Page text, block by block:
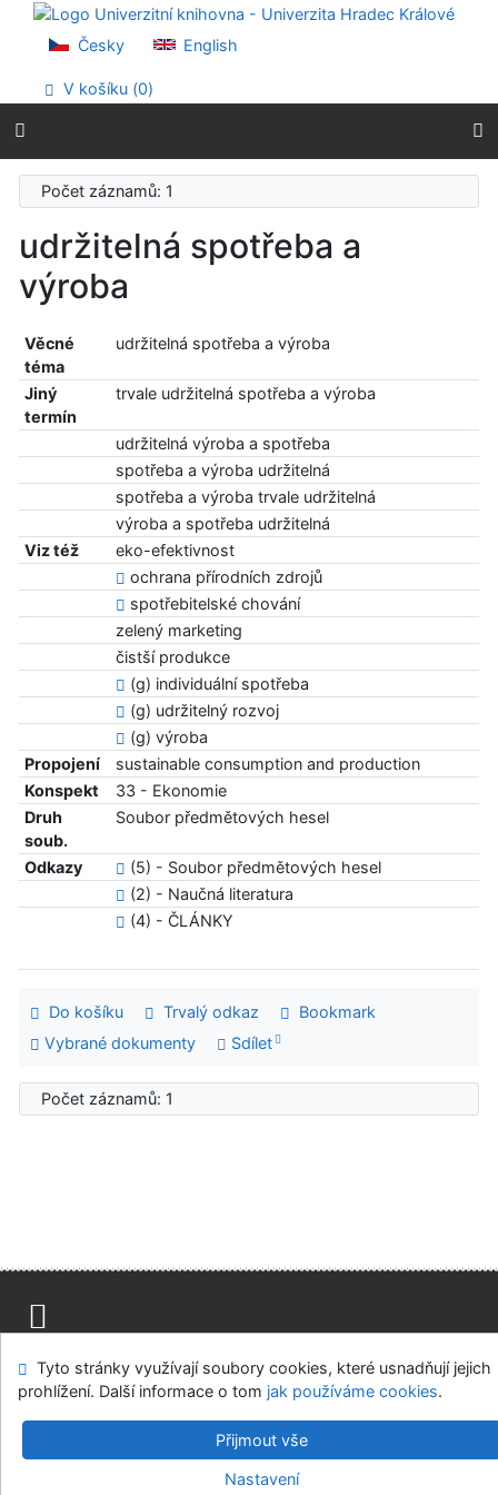
Přejít na obsah
Přejít na menu
Prohlášení o webové přístupnosti
Česky English
V košíku (0)
Počet záznamů: 1
udržitelná spotřeba a
výroba
Věcné
téma
udržitelná spotřeba a výroba
Jiný
termín
trvale udržitelná spotřeba a výroba
udržitelná výroba a spotřeba
spotřeba a výroba udržitelná
spotřeba a výroba trvale udržitelná
výroba a spotřeba udržitelná
Viz též
eko-efektivnost
ochrana přírodních zdrojů
spotřebitelské chování
zelený marketing
čistší produkce
(g) individuální spotřeba
(g) udržitelný rozvoj
(g) výroba
Propojení
sustainable consumption and production
Konspekt
33 - Ekonomie
Druh
soub.
Soubor předmětových hesel
Odkazy
(5) - Soubor předmětových hesel
(2) - Naučná literatura
(4) - ČLÁNKY
Do košíku Trvalý odkaz
Bookmark
Vybrané dokumenty
Sdílet
Počet záznamů: 1
Modul OpenSearch
Napište nám Nastavení cookies
Univerzitní knihovna - Univerzita Hradec Králové
v.4.8.63a - Cosmotron Bohemia, s.r.o.
Tyto stránky využívají soubory cookies, které usnadňují jejich
prohlížení. Další informace o tom jak používáme cookies.
Přijmout vše
Nastavení